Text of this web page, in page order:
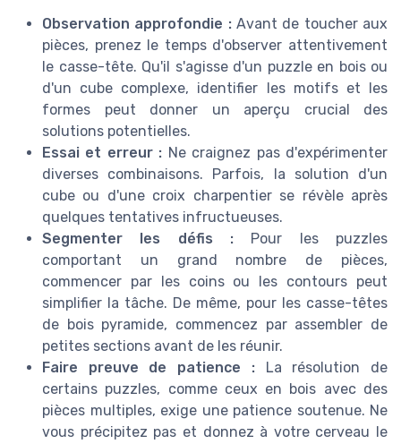
Observation approfondie : Avant de toucher aux
pièces, prenez le temps d'observer attentivement
le casse-tête. Qu'il s'agisse d'un puzzle en bois ou
d'un cube complexe, identifier les motifs et les
formes peut donner un aperçu crucial des
solutions potentielles.
Essai et erreur : Ne craignez pas d'expérimenter
diverses combinaisons. Parfois, la solution d'un
cube ou d'une croix charpentier se révèle après
quelques tentatives infructueuses.
Segmenter les défis : Pour les puzzles
comportant un grand nombre de pièces,
commencer par les coins ou les contours peut
simplifier la tâche. De même, pour les casse-têtes
de bois pyramide, commencez par assembler de
petites sections avant de les réunir.
Faire preuve de patience :
La résolution de
certains puzzles, comme ceux en bois avec des
pièces multiples, exige une patience soutenue. Ne
vous précipitez pas et donnez à votre cerveau le